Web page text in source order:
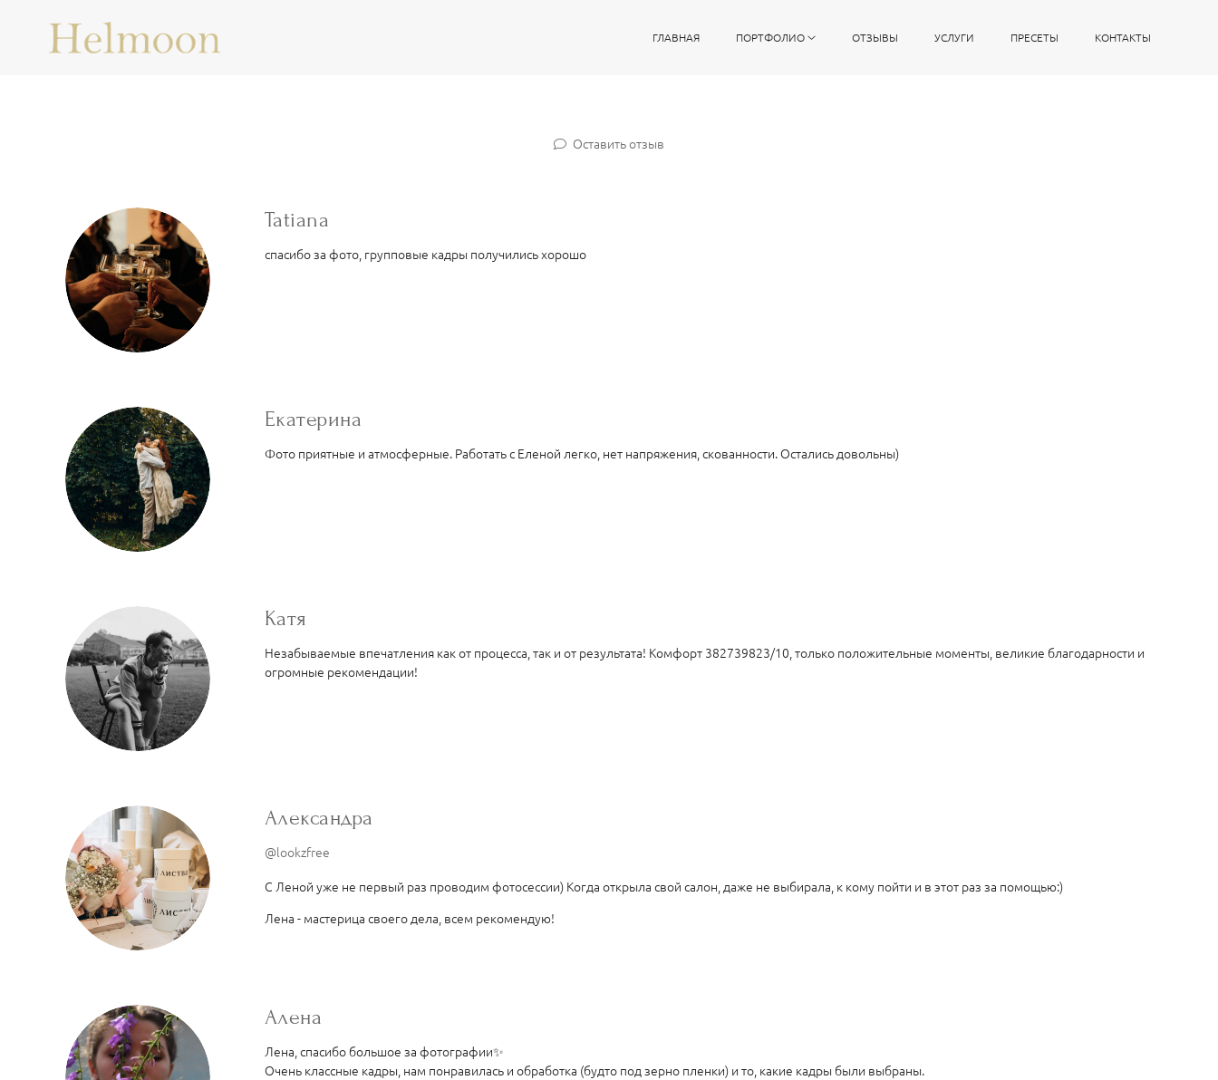
ГЛАВНАЯ ПОРТФОЛИО ОТЗЫВЫ УСЛУГИ ПРЕСЕТЫ КОНТАКТЫ
Оставить отзыв
Tatiana
спасибо за фото, групповые кадры получились хорошо
Екатерина
Фото приятные и атмосферные. Работать с Еленой легко, нет напряжения, скованности. Остались довольны)
Катя
Незабываемые впечатления как от процесса, так и от результата! Комфорт 382739823/10, только положительные моменты, великие благодарности и
огромные рекомендации!
Александра
@lookzfree
С Леной уже не первый раз проводим фотосессии) Когда открыла свой салон, даже не выбирала, к кому пойти и в этот раз за помощью:)
Лена - мастерица своего дела, всем рекомендую!
Алена
Лена, спасибо большое за фотографии✨
Очень классные кадры, нам понравилась и обработка (будто под зерно пленки) и то, какие кадры были выбраны.